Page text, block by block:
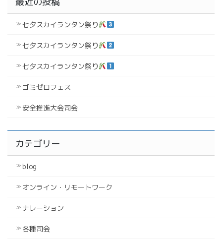
七夕スカイランタン祭り
七夕スカイランタン祭り
七夕スカイランタン祭り
ゴミゼロフェス
安全推進大会司会
カテゴリー
blog
オンライン・リモートワーク
ナレーション
各種司会